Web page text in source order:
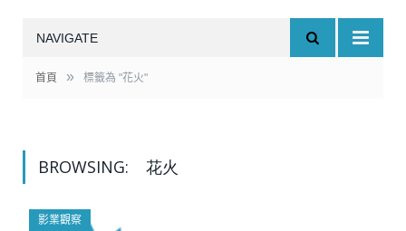
NAVIGATE
首頁 » 標籤為 "花火"
BROWSING: 花火
影業觀察